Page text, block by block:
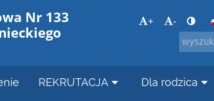
Nr 133
+ -
REKRUTACJA Dla rodzica